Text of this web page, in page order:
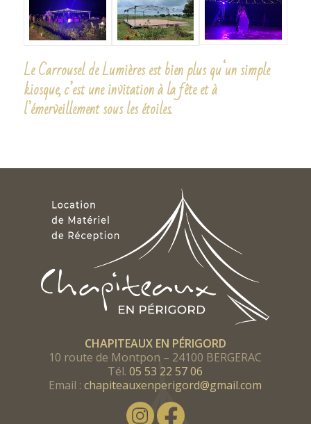
Le Carrousel de Lumières est bien plus qu‘un simple
kiosque, c’est une invitation à la fête et à
l’émerveillement sous les étoiles.
CHAPITEAUX EN PÉRIGORD
10 route de Montpon – 24100 BERGERAC
Tél.05 53 22 57 06
Email :chapiteauxenperigord@gmail.com